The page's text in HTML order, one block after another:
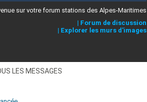
les jours à venir
sur votre forum stations des Alpes-Maritimes
| Forum de discussion
| Explorer les murs d'images
LES MESSAGES